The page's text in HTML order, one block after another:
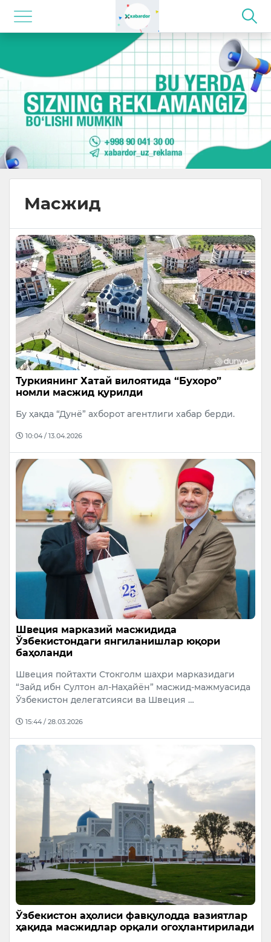
Масжид
Туркиянинг Хатай вилоятида “Бухоро”
номли масжид қурилди
Бу ҳақда “Дунё” ахборот агентлиги хабар берди.
10:04 / 13.04.2026
Швеция марказий масжидида
Ўзбекистондаги янгиланишлар юқори
баҳоланди
Швеция пойтахти Стокголм шаҳри марказидаги
“Зайд ибн Султон ал-Наҳайён” масжид-мажмуасида
Ўзбекистон делегатсияси ва Швеция …
15:44 / 28.03.2026
Ўзбекистон аҳолиси фавқулодда вазиятлар
ҳақида масжидлар орқали огоҳлантирилади